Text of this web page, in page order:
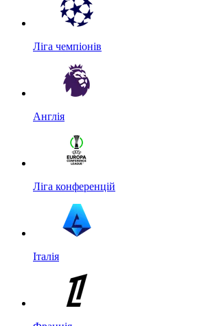
Ліга чемпіонів
Англія
Ліга конференцій
Італія